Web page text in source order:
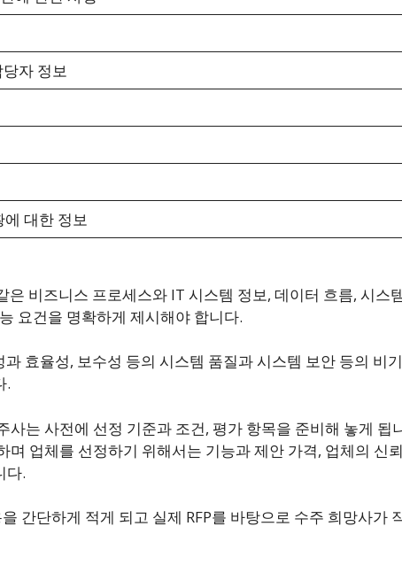
자 정보
에 대한 정보
은 비즈니스 프로세스와 IT 시스템 정보, 데이터 흐름, 시스
요건을 명확하게 제시해야 합니다.
효율성, 보수성 등의 시스템 품질과 시스템 보안 등의 비
.
사는 사전에 선정 기준과 조건, 평가 항목을 준비해 놓게 됩
업체를 선정하기 위해서는 기능과 제안 가격, 업체의 신
다.
간단하게 적게 되고 실제 RFP를 바탕으로 수주 희망사가